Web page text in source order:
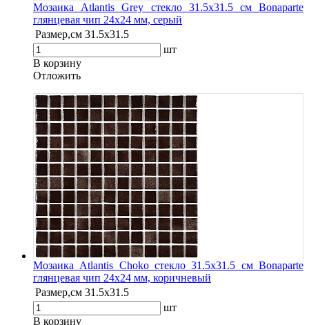
Мозаика Atlantis Grey стекло 31.5х31.5 см Bonaparte
глянцевая чип 24х24 мм, серый
Размер,см 31.5х31.5
шт
В корзину
Oтложить
Мозаика Atlantis Choko стекло 31.5х31.5 см Bonaparte
глянцевая чип 24х24 мм, коричневый
Размер,см 31.5х31.5
шт
В корзину